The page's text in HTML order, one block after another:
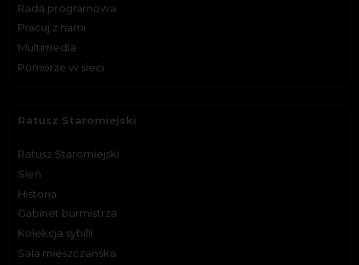
Rada programowa
Pracuj z nami
Multimedia
Pomorze w sieci
Ratusz Staromiejski
Ratusz Staromiejski
Sień
Historia
Gabinet burmistrza
Kolekcja sybilli
Sala mieszczańska